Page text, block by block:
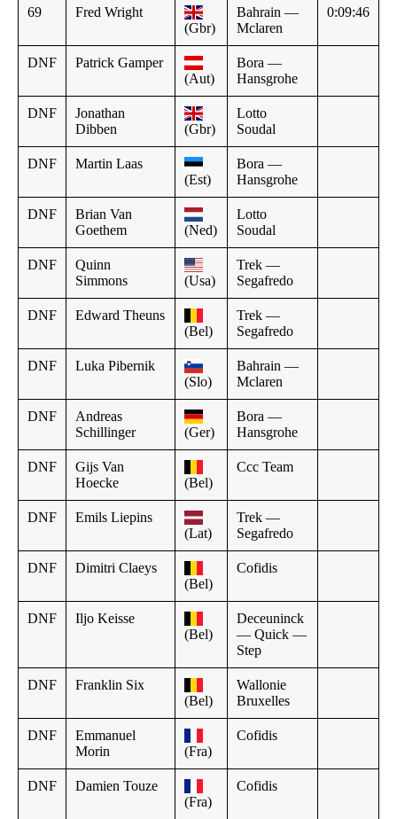
69
Fred Wright
(Gbr)
Bahrain —
Mclaren
0:09:46
DNF
Patrick Gamper
(Aut)
Bora —
Hansgrohe
DNF
Jonathan
Dibben
(Gbr)
Lotto
Soudal
DNF
Martin Laas
(Est)
Bora —
Hansgrohe
DNF
Brian Van
Goethem
(Ned)
Lotto
Soudal
DNF
Quinn
Simmons
(Usa)
Trek —
Segafredo
DNF
Edward Theuns
(Bel)
Trek —
Segafredo
DNF
Luka Pibernik
(Slo)
Bahrain —
Mclaren
DNF
Andreas
Schillinger
(Ger)
Bora —
Hansgrohe
DNF
Gijs Van
Hoecke
(Bel)
Ccc Team
DNF
Emils Liepins
(Lat)
Trek —
Segafredo
DNF
Dimitri Claeys
(Bel)
Cofidis
DNF
Iljo Keisse
(Bel)
Deceuninck
— Quick —
Step
DNF
Franklin Six
(Bel)
Wallonie
Bruxelles
DNF
Emmanuel
Morin
(Fra)
Cofidis
DNF
Damien Touze
(Fra)
Cofidis